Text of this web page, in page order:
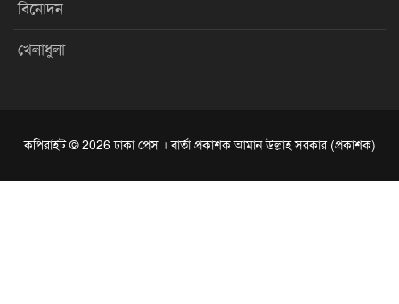
বিনোদন
খেলাধুলা
কপিরাইট © 2026 ঢাকা প্রেস । বার্তা প্রকাশক আমান উল্লাহ সরকার (প্রকাশক)